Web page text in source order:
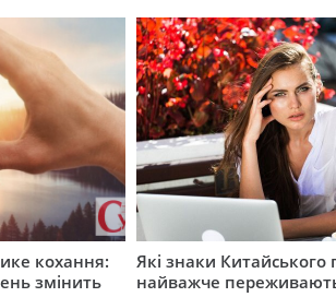
кохання:
змінить
Які знаки Китайського
найважче